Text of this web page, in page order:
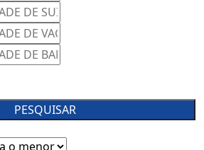
PESQUISAR